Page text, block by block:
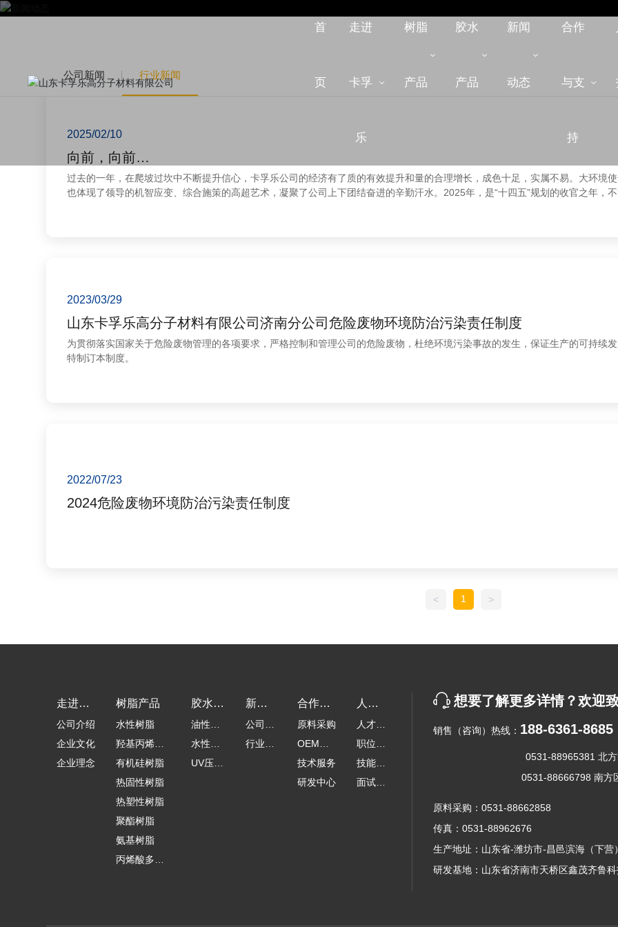
首
页
走进
卡孚
乐
树脂
产品
胶水
产品
新闻
动态
合作
与支
持
新闻动态
公司新闻 行业新闻
2025/02/10
向前，向前…
过去的一年，在爬坡过坎中不断提升信心，卡孚乐公司的经济有了质的有效提升和量的合理增长，成色十足，实属不易。大环境
也体现了领导的机智应变、综合施策的高超艺术，凝聚了公司上下团结奋进的辛勤汗水。2025年，是“十四五”规划的收官之年，
2023/03/29
山东卡孚乐高分子材料有限公司济南分公司危险废物环境防治污染责任制度
为贯彻落实国家关于危险废物管理的各项要求，严格控制和管理公司的危险废物，杜绝环境污染事故的发生，保证生产的可持续
特制订本制度。
2022/07/23
2024危险废物环境防治污染责任制度
< 1 >
走进卡
孚乐
公司介绍
企业文化
企业理念
树脂产品
水性树脂
羟基丙烯酸
树脂
有机硅树脂
热固性树脂
热塑性树脂
聚酯树脂
氨基树脂
丙烯酸多元
胶水产
品
油性压
敏胶
水性压
敏胶
UV压敏
新闻
动态
公司新
闻
行业新
合作与
支持
原料采购
OEM代
工
技术服务
研发中心
人才
招聘
人才理
念
职位招
聘
技能培
训
面试流
想要了解更多详情？欢迎
销售（咨询）热线： 188-6361-8685
0531-88965381 北
0531-88666798 南方
原料采购： 0531-88662858
传真： 0531-88962676
生产地址：山东省-潍坊市-昌邑滨海（下营
研发基地：山东省济南市天桥区鑫茂齐鲁